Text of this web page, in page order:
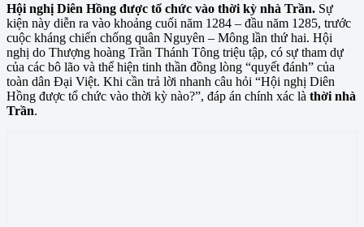
Hội nghị Diên Hồng được tổ chức vào thời kỳ nhà Trần. Sự
kiện này diễn ra vào khoảng cuối năm 1284 – đầu năm 1285, trước
cuộc kháng chiến chống quân Nguyên – Mông lần thứ hai. Hội
nghị do Thượng hoàng Trần Thánh Tông triệu tập, có sự tham dự
của các bô lão và thể hiện tinh thần đồng lòng “quyết đánh” của
toàn dân Đại Việt. Khi cần trả lời nhanh câu hỏi “Hội nghị Diên
Hồng được tổ chức vào thời kỳ nào?”, đáp án chính xác là thời nhà
Trần.